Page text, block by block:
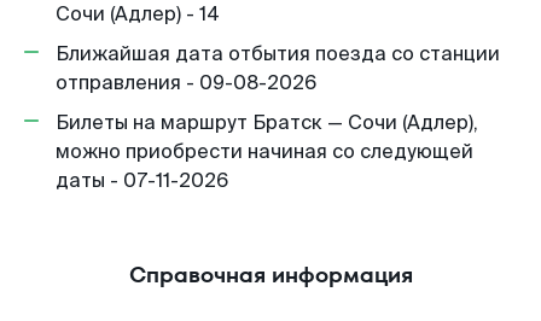
Сочи (Адлер) - 14
Ближайшая дата отбытия поезда со станции
отправления - 09-08-2026
Билеты на маршрут Братск — Сочи (Адлер),
можно приобрести начиная со следующей
даты - 07-11-2026
Справочная информация